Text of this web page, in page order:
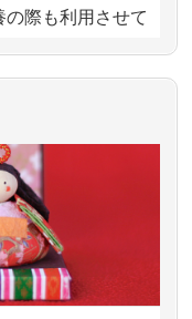
お申込み
お申込み
お申込み
申込み
申込み
お申込み
際も利用させて
り方等）がとて
ただきまし